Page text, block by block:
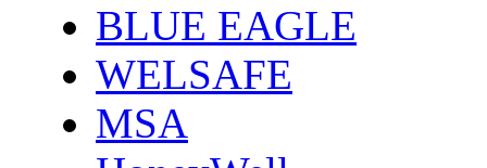
BLUE EAGLE
WELSAFE
MSA